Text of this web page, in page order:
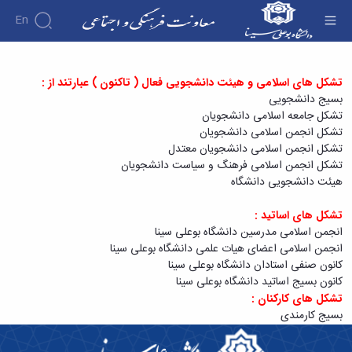
En
درباره
معاونت
درباره
معرفی
معاون
اهداف
و
وظایف
معاونین
قبلی
کارکنان
ساختار
سازمانی
مدیر
برنامه
ریزی
فرهنگی
اجتماعی
انجمن
های علمی
دانشجویی
کارشناسان
لیست
انجمن
های
علمی
آئین
نامه
آئین‌نامه‌ها
آئین
نامه
معاونت
فرهنگی
پیوست
فرهنگی
پوشش
و
آراستگی
در
آرشیو
اخبار
معاونت
فرهنگی
و
اجتماعی
اخبار
انجمن
های
تشکل های اسلامی و هیئت دانشجویی فعال ( تاکنون ) عبارتند از :
بسیج دانشجویی
تشکل جامعه اسلامی دانشجویان
تشکل انجمن اسلامی دانشجویان
تشکل انجمن اسلامی دانشجویان معتدل
تشکل انجمن اسلامی فرهنگ و سیاست دانشجویان
هیئت دانشجویی دانشگاه
تشکل های اساتید :
انجمن اسلامی مدرسین دانشگاه بوعلی سینا
انجمن اسلامی اعضای هیات علمی دانشگاه بوعلی سینا
کانون صنفی استادان دانشگاه بوعلی سینا
کانون بسیج اساتید دانشگاه بوعلی سینا
تشکل های کارکنان :
بسیج کارمندی